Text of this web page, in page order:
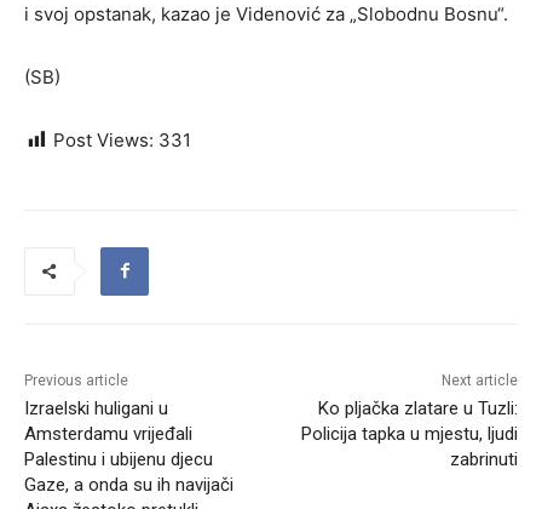
i svoj opstanak, kazao je Videnović za „Slobodnu Bosnu“.
(SB)
Post Views: 331
Previous article
Izraelski huligani u
Amsterdamu vrijeđali
Palestinu i ubijenu djecu
Gaze, a onda su ih navijači
Next article
Ko pljačka zlatare u Tuzli:
Policija tapka u mjestu, ljudi
zabrinuti